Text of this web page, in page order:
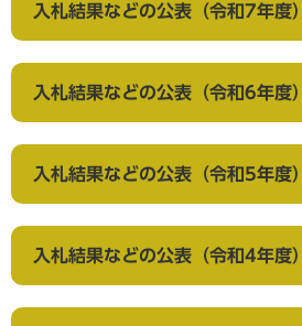
入札結果などの公表（令和7年度）
入札結果などの公表（令和6年度）
入札結果などの公表（令和5年度）
入札結果などの公表（令和4年度）